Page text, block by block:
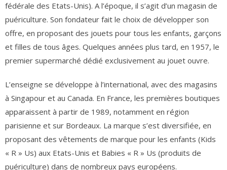
fédérale des Etats-Unis). A l’époque, il s’agit d’un magasin de
puériculture. Son fondateur fait le choix de développer son
offre, en proposant des jouets pour tous les enfants, garçons
et filles de tous âges. Quelques années plus tard, en 1957, le
premier supermarché dédié exclusivement au jouet ouvre.
L’enseigne se développe à l’international, avec des magasins
à Singapour et au Canada. En France, les premières boutiques
apparaissent à partir de 1989, notamment en région
parisienne et sur Bordeaux. La marque s’est diversifiée, en
proposant des vêtements de marque pour les enfants (Kids
« R » Us) aux Etats-Unis et Babies « R » Us (produits de
puériculture) dans de nombreux pays européens.